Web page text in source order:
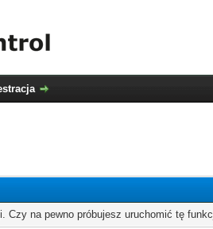
Czy na pewno próbujesz uruchomić tę